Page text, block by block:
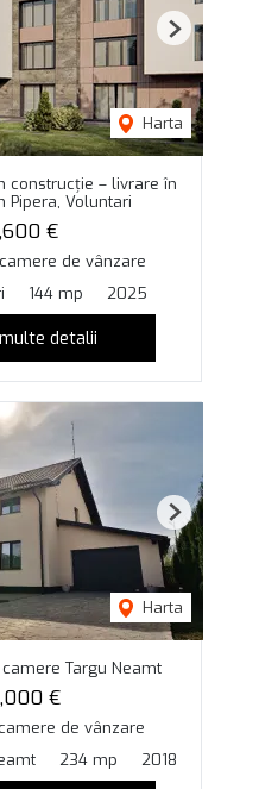
Harta
Next
construcție – livrare în
Pipera, Voluntari
€
de vânzare
144 mp 2025
detalii
Harta
Next
Targu Neamt
€
de vânzare
234 mp 2018